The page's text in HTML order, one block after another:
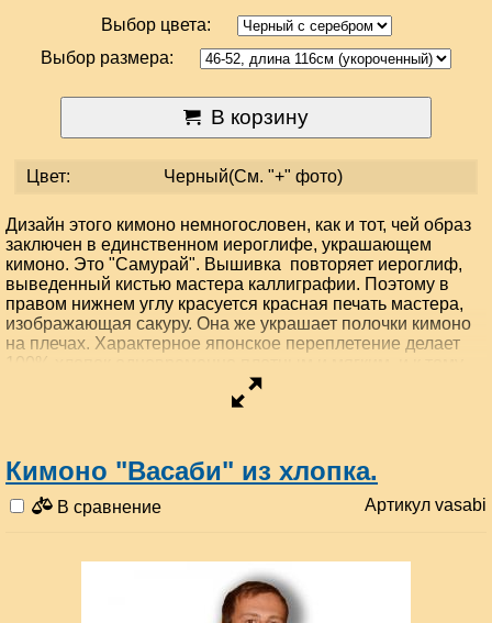
Выбор цвета:
Выбор размера:
В корзину
Цвет: Черный(См. "+" фото)
Дизайн этого кимоно немногословен, как и тот, чей образ
заключен в единственном иероглифе, украшающем
кимоно. Это "Самурай". Вышивка повторяет иероглиф,
выведенный кистью мастера каллиграфии. Поэтому в
правом нижнем углу красуется красная печать мастера,
изображающая сакуру. Она же украшает полочки кимоно
на плечах. Характерное японское переплетение делает
100% хлопок одновременно плотным и мягким, и к тому
же немнущимся, что вносит дополнительный комфорт при
ежедневной носке. 100% хлопок высшего качества и
вложен в рукав кимоно.
Кимоно одежда безразмерная. Регулируется запАхом.
Укороченное кимоно (8900 руб.): длина 116 см,
подходит на размеры 46 -52
Кимоно "Васаби" из хлопка.
В сравнение Артикул vasabi